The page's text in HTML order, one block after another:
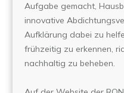
Aufgabe gemacht,
innovative
Aufklärung dabei zu
frühzeitig zu erkennen,
nachhaltig zu beheben.